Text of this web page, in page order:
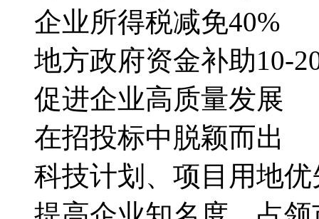
企业所得税减免40%
地方政府资金补助10-
促进企业高质量发展
在招投标中脱颖而出
科技计划、项目用地